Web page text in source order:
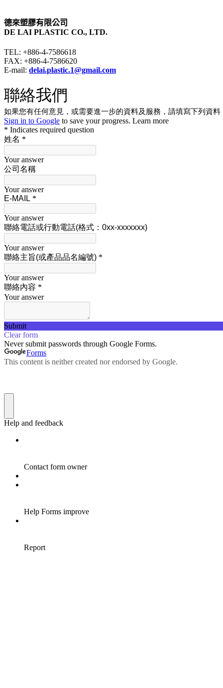
德來塑膠有限公司
DE LAI PLASTIC CO., LTD.
TEL: +886-4-7586618
FAX: +886-4-7586620
E-mail: delai.plastic.1@gmail.com